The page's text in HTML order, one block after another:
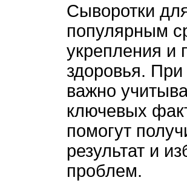
Сыворотки
популярным
укрепления и
здоровья.
важно
ключевых
помогут
результат и
проблем.